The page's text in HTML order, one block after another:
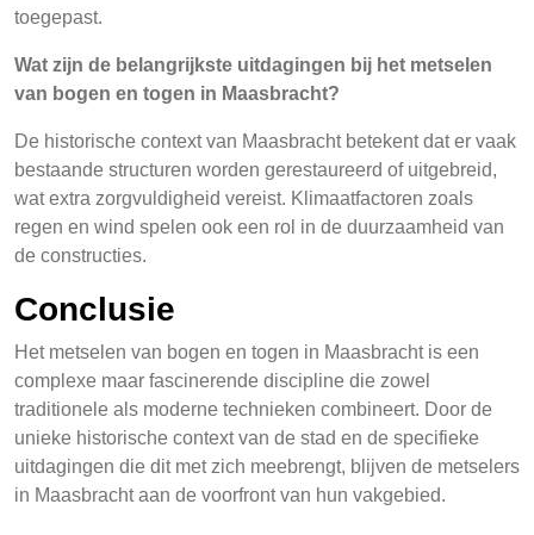
toegepast.
Wat zijn de belangrijkste uitdagingen bij het metselen
van bogen en togen in Maasbracht?
De historische context van Maasbracht betekent dat er vaak
bestaande structuren worden gerestaureerd of uitgebreid,
wat extra zorgvuldigheid vereist. Klimaatfactoren zoals
regen en wind spelen ook een rol in de duurzaamheid van
de constructies.
Conclusie
Het metselen van bogen en togen in Maasbracht is een
complexe maar fascinerende discipline die zowel
traditionele als moderne technieken combineert. Door de
unieke historische context van de stad en de specifieke
uitdagingen die dit met zich meebrengt, blijven de metselers
in Maasbracht aan de voorfront van hun vakgebied.